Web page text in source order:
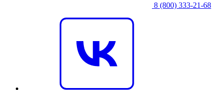
8 (800) 333‑21-68